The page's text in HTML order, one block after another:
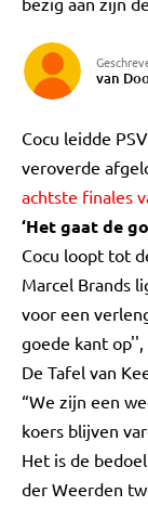
van
Cocu leidde
veroverde
achtste finales
‘Het gaat de
Cocu loopt tot
Marcel Brands
voor een
goede kant
De Tafel van
“We zijn een
koers blijven
Het is de
der Weerden